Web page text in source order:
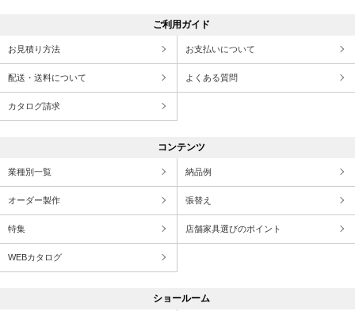
ご利用ガイド
お見積り方法 お支払いについて
配送・送料について よくある質問
カタログ請求
コンテンツ
業種別一覧 納品例
オーダー製作 張替え
特集 店舗家具選びのポイント
WEBカタログ
ショールーム